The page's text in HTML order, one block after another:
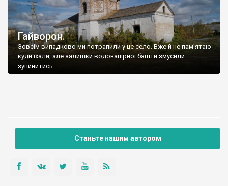
Гайворон.
Зовсім випадково ми потрапили у це село. Вже й не пам'ятаю
куди їхали, але залишки водонапірної башти змусили
зупинитись.
Станьте нашим автором